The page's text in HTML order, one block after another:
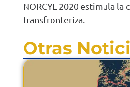
NORCYL 2020 estimula la
transfronteriza.
Otras